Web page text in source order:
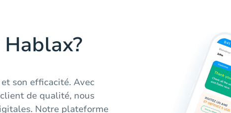
son efficacité. Avec
de qualité, nous
Notre plateforme